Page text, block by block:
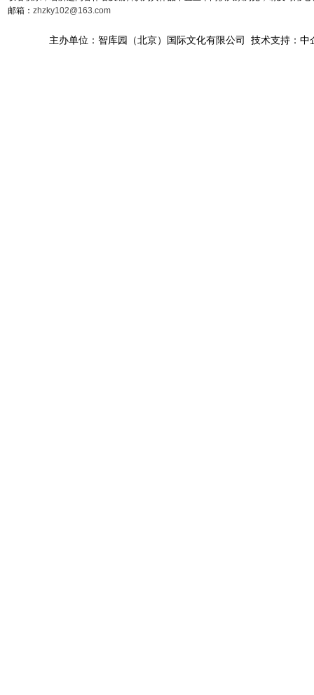
邮箱： zhzky102@163.com
主办单位：智库园（北京）国际文化有限公司 技术支持：